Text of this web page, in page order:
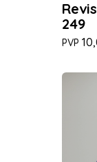
249
PVP